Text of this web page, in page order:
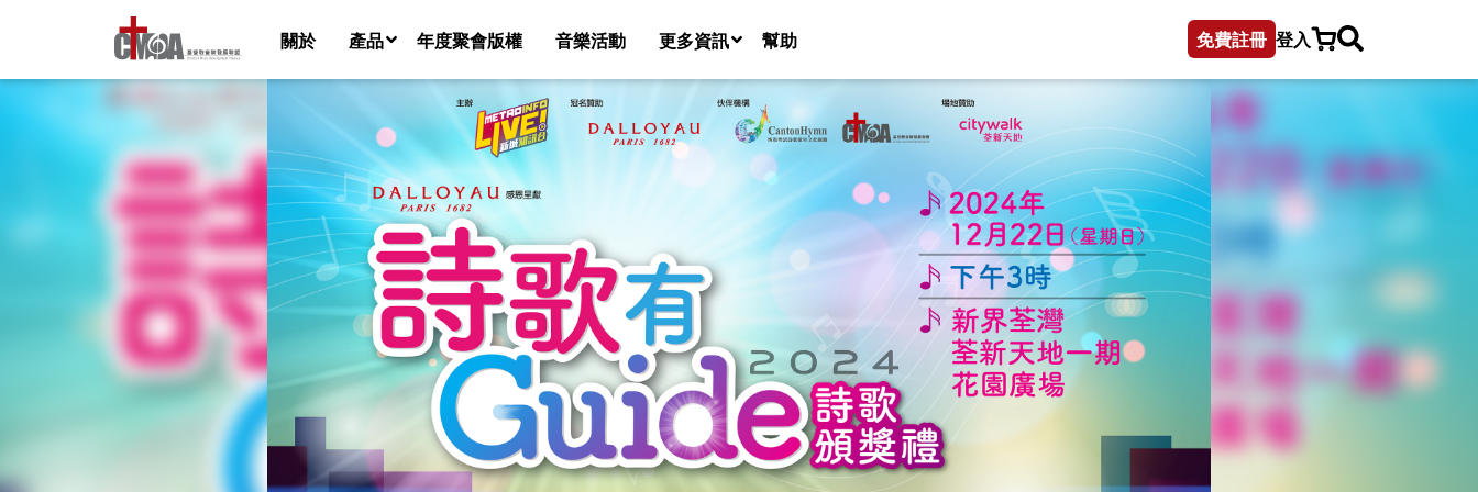
關於 產品
音樂檔
樂譜
歌詞視頻
年度聚會版權 音樂活動 更多資訊
音樂團隊名錄
新聞
幫助 免費註冊 登入